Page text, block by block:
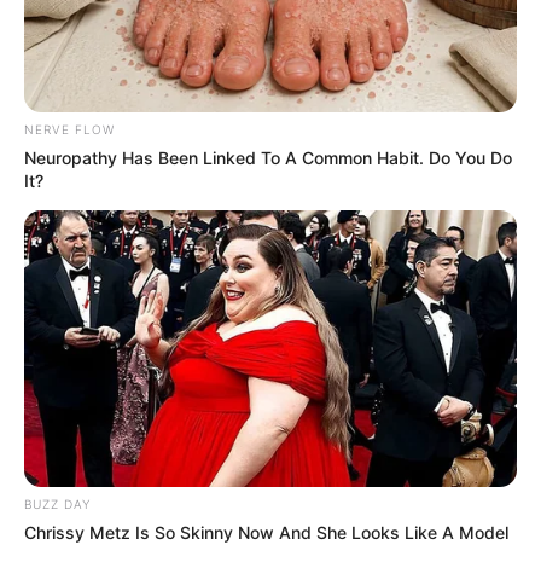
NERVE FLOW
Neuropathy Has Been Linked To A Common Habit. Do You Do
It?
BUZZ DAY
Chrissy Metz Is So Skinny Now And She Looks Like A Model